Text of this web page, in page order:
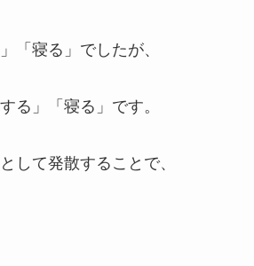
「寝る」でしたが、
る」「寝る」です。
して発散することで、